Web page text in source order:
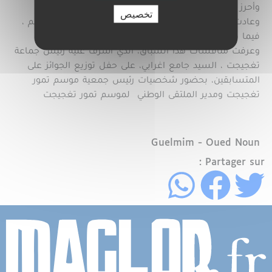
وأحرز لقب المارطون ابورك عبدالرحمان من سيدي افني
وعادت الرتبة الثانية للعداء ايوب العزاوي من مدينة كلميم ،
فيما فاز بالرتبة الثالثة العداء رشيد العسير من تسينت
وعرفت منافسات هذا السباق، الذي أشرف عليه رئيس جماعة
تغجيجت ، السيد جامع اغرابي، على حفل توزيع الجوائز على
المتسابقين، بحضور شخصيات رئيس جمعية موسم تمور
تغجيجت ومدير الملتقى الوطني لموسم تمور تغجيجت
Région
Guelmim - Oued Noun
Partager sur :
تخصيص